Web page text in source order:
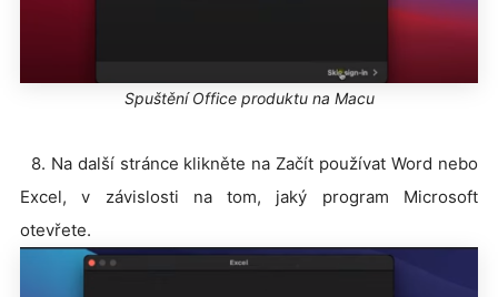
Spuštění Office produktu na Macu
8. Na další stránce klikněte na Začít používat Word nebo
Excel, v závislosti na tom, jaký program Microsoft
otevřete.